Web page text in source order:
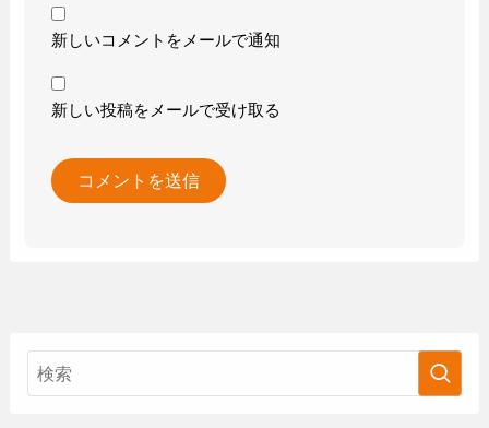
新しいコメントをメールで通知
新しい投稿をメールで受け取る